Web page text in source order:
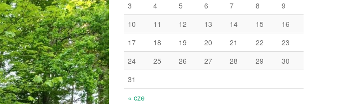
« cze
3
4 5 6 7 8
9
10
11 12 13 14 15
16
17
18 19 20 21 22
23
24
25 26 27 28 29
30
31